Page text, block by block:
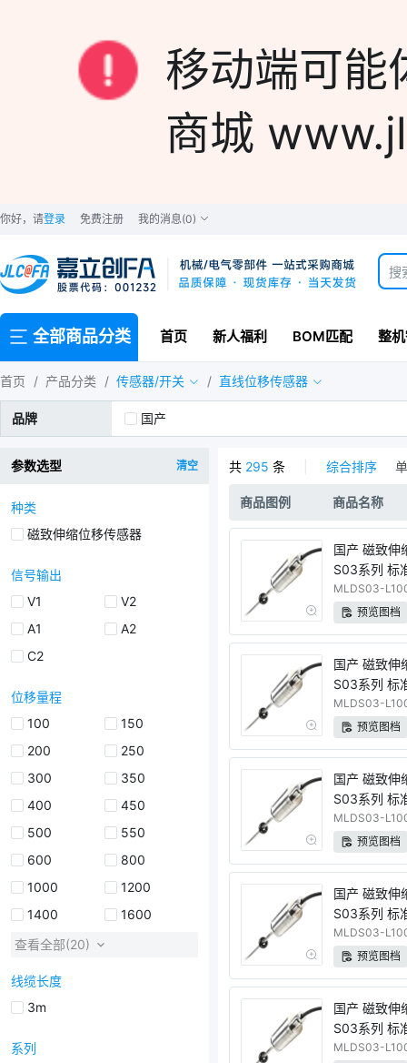
移动端可能
商城
你好，请登录 免费注册 我的消息(0)
全部商品分类 首页 新人福利 BOM匹配 整
首页 / 产品分类 / 传感器/开关 / 直线位移传感器
品牌 国产
参数选型 清空
种类
磁致伸缩位移传感器
信号输出
V1
V2
A1
A2
C2
位移量程
100
150
200
250
300
350
400
450
500
550
600
800
1000
1200
1400
1600
查看全部(20)
线缆长度
3m
系列
共 295 条 综合排序
商品图例 商品名称
国产 磁致伸
S03系列 标
量程 电压输
MLDS03-
预览图档
国产 磁致伸
S03系列 标
量程 电压输
MLDS03-
预览图档
国产 磁致伸
S03系列 标
量程 电流输
MLDS03-
预览图档
国产 磁致伸
S03系列 标
量程 电流输
MLDS03-
预览图档
国产 磁致伸
S03系列 标
量程 RS485
MLDS03-